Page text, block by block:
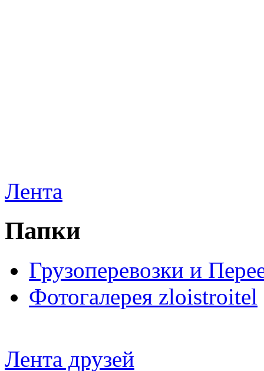
Лента
Папки
Грузоперевозки и
Фотогалерея zloistroitel
Лента друзей